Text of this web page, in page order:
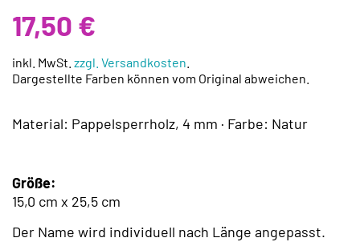
17,50 €
inkl. MwSt. zzgl. Versandkosten
Dargestellte Farben können vom Original abweichen.
Material: Pappelsperrholz, 4 mm · Farbe: Natur
Größe:
15,0 cm x 25,5 cm
Der Name wird individuell nach Länge angepasst.